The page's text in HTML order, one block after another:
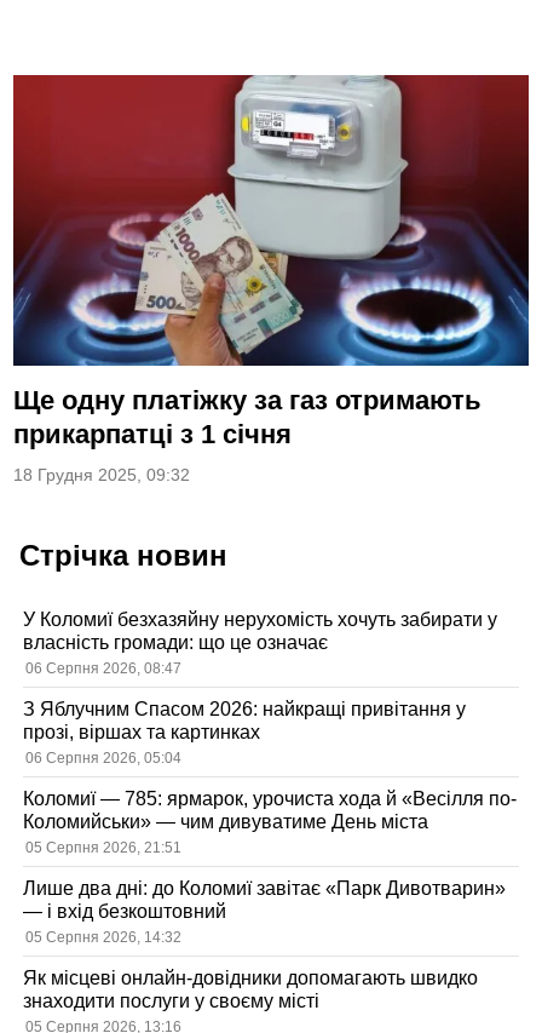
Ще одну платіжку за газ отримають
прикарпатці з 1 січня
18 Грудня 2025, 09:32
Стрічка новин
У Коломиї безхазяйну нерухомість хочуть забирати у
власність громади: що це означає
06 Серпня 2026, 08:47
З Яблучним Спасом 2026: найкращі привітання у
прозі, віршах та картинках
06 Серпня 2026, 05:04
Коломиї — 785: ярмарок, урочиста хода й «Весілля по-
Коломийськи» — чим дивуватиме День міста
05 Серпня 2026, 21:51
Лише два дні: до Коломиї завітає «Парк Дивотварин»
— і вхід безкоштовний
05 Серпня 2026, 14:32
Як місцеві онлайн-довідники допомагають швидко
знаходити послуги у своєму місті
05 Серпня 2026, 13:16